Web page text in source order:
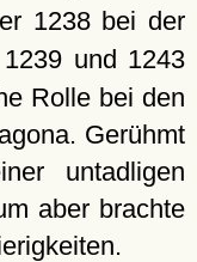
1238 bei der
und 1243
Rolle bei den
Gerühmt
untadligen
aber brachte